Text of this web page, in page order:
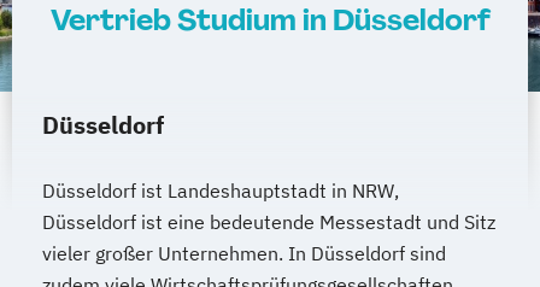
Vertrieb Studium in Düsseldorf
Düsseldorf
Düsseldorf ist Landeshauptstadt in NRW,
Düsseldorf ist eine bedeutende Messestadt und Sitz
vieler großer Unternehmen. In Düsseldorf sind